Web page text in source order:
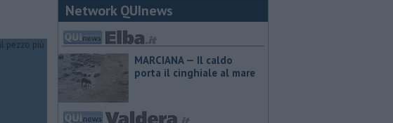
Network QUInews
MARCIANA — Il caldo
porta il cinghiale al mare